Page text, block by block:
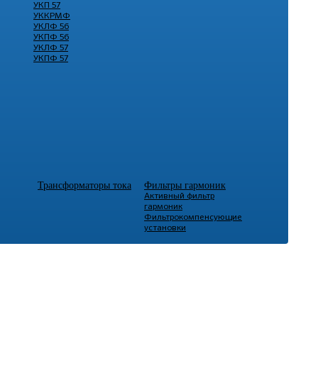
УКП 57
УККРМФ
УКЛФ 56
УКПФ 56
УКЛФ 57
УКПФ 57
Трансформаторы тока Фильтры гармоник
Активный фильтр
гармоник
Фильтрокомпенсующие
установки